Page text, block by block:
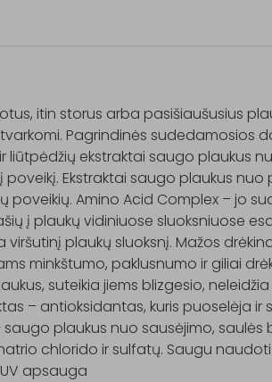
itin storus arba pasišiaušusius
Pagrindinės sudedamosios
liūtpėdžių ekstraktai saugo plaukus
Ekstraktai saugo plaukus nuo
poveikių. Amino Acid Complex – jo
į plaukų vidiniuose sluoksniuose
viršutinį plaukų sluoksnį. Mažos
minkštumo, paklusnumo ir giliai
suteikia jiems blizgesio,
– antioksidantas, kuris puoselėja ir
plaukus nuo sausėjimo, saulės
chlorido ir sulfatų. Saugu
apsauga